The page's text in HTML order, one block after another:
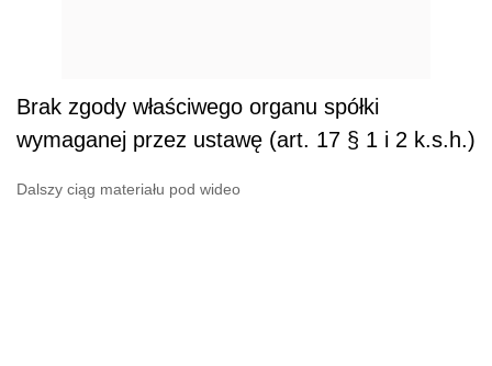
Brak zgody właściwego organu spółki
wymaganej przez ustawę (art. 17 § 1 i 2 k.s.h.)
Dalszy ciąg materiału pod wideo